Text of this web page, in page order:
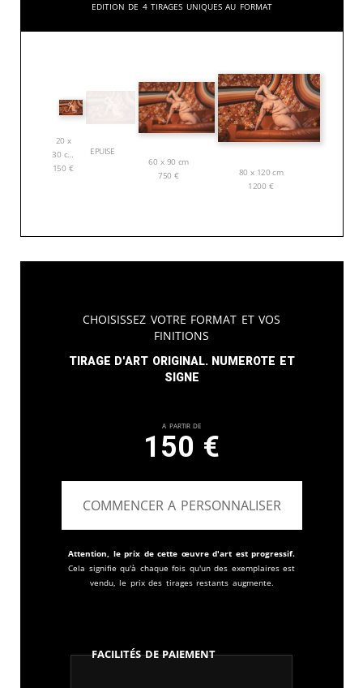
Edition de 4 tirages uniques au format
20 x
30 cm
150 €
EPUISE
60 x 90 cm
750 €
80 x 120 cm
1200 €
Choisissez votre format et vos
finitions
Tirage d'art original. Numerote et
signe
A partir de
150 €
COMMENCER A PERSONNALISER
Attention, le prix de cette œuvre d'art est progressif.
Cela signifie qu'à chaque fois qu'un des exemplaires est
vendu, le prix des tirages restants augmente.
Facilités de paiement